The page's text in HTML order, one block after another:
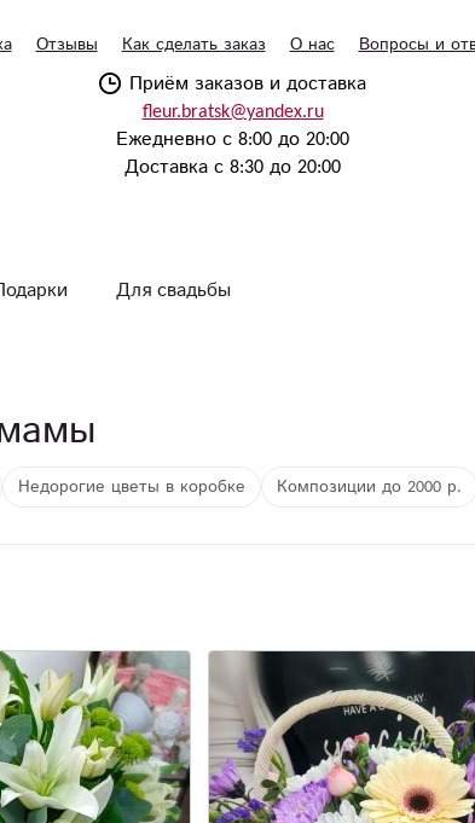
Отзывы Как сделать заказ О нас Вопросы и
Приём заказов и доставка
fleur.bratsk@yandex.ru
Ежедневно с 8:00 до 20:00
Доставка с 8:30 до 20:00
Для свадьбы
Недорогие цветы в коробке Композиции до 2000 р.